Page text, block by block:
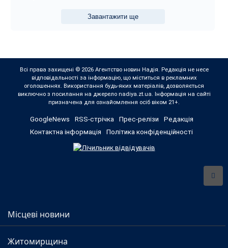
Завантажити ще
Всі права захищені © 2026 Агентство новин Надія. Редакція не несе
відповідальності за інформацію, що міститься в рекламних
оголошеннях. Використання будь-яких матеріалів, дозволяється
виключно з посилання на джерело nadiya.zt.ua. Інформація на сайті
призначена для ознайомлення осіб віком 21+.
GoogleNews RSS-стрічка Прес-релізи
Редакція
Контактна інформація
Політика конфіденційності
Місцеві новини
Житомирщина